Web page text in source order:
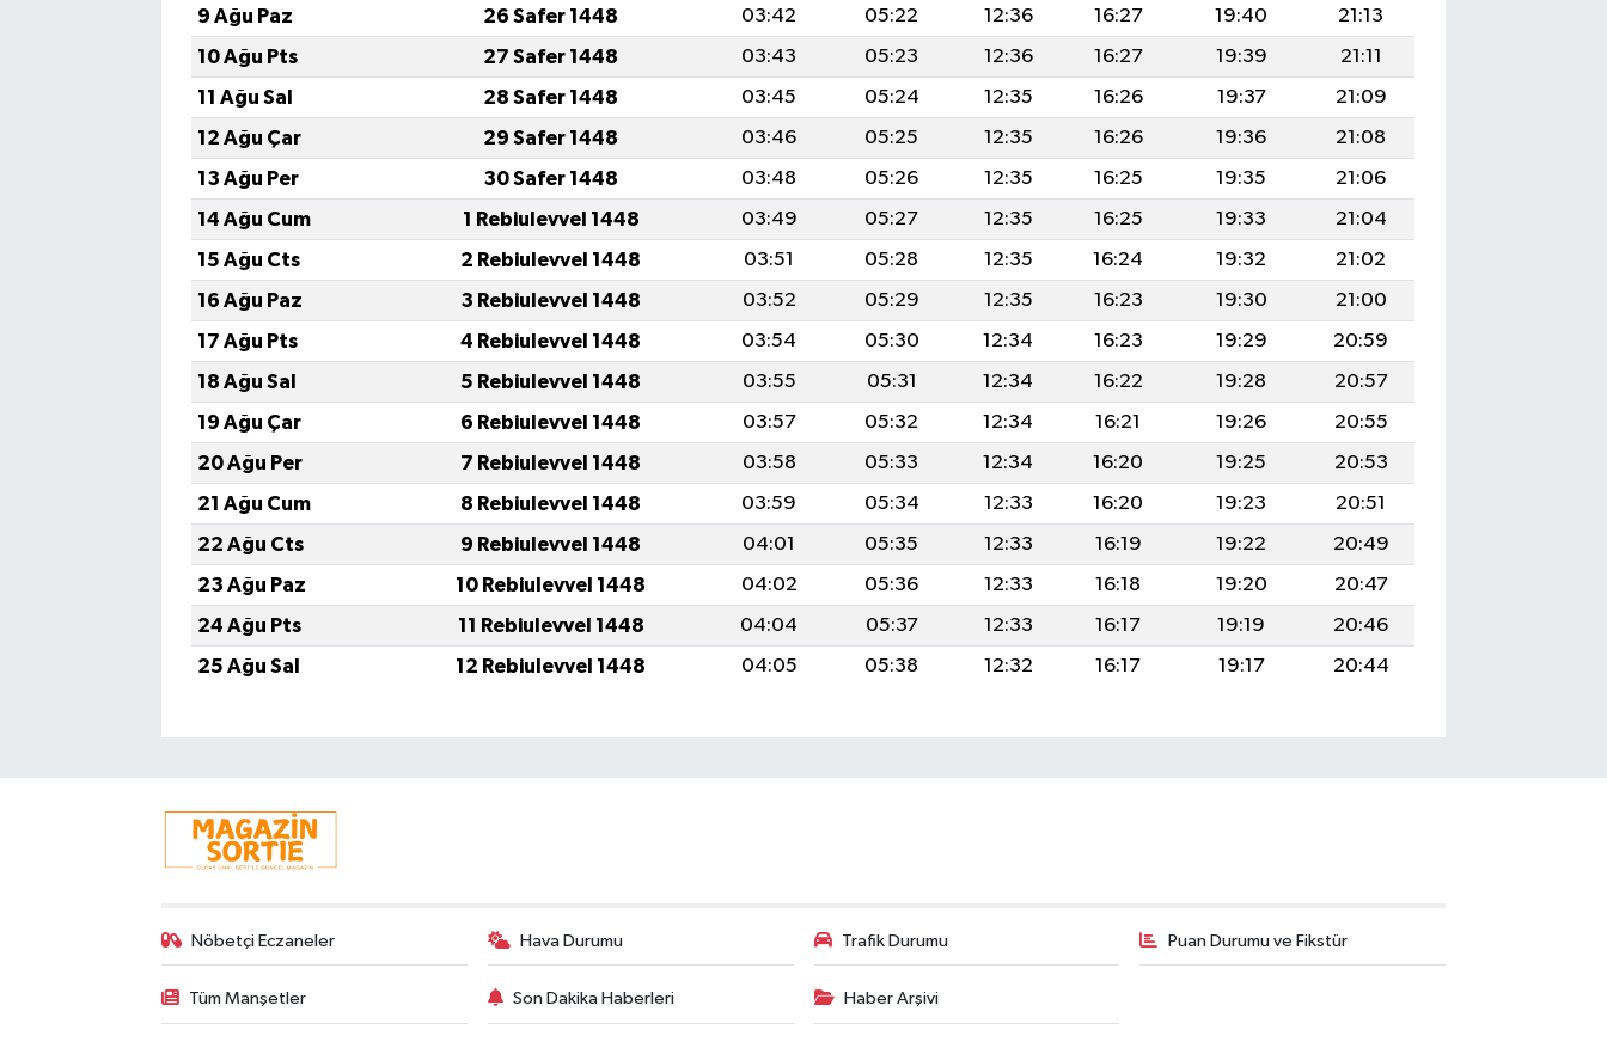
9 Ağu Paz
26 Safer 1448 03:42 05:22 12:36 16:27 19:40
21:13
10 Ağu Pts
27 Safer 1448 03:43 05:23 12:36 16:27 19:39
21:11
11 Ağu Sal
28 Safer 1448 03:45 05:24 12:35 16:26 19:37
21:09
12 Ağu Çar
29 Safer 1448 03:46 05:25 12:35 16:26 19:36
21:08
13 Ağu Per
30 Safer 1448 03:48 05:26 12:35 16:25 19:35
21:06
14 Ağu Cum
1 Rebiulevvel 1448 03:49 05:27 12:35 16:25 19:33
21:04
15 Ağu Cts
2 Rebiulevvel 1448 03:51 05:28 12:35 16:24 19:32
21:02
16 Ağu Paz
3 Rebiulevvel 1448 03:52 05:29 12:35 16:23 19:30
21:00
17 Ağu Pts
4 Rebiulevvel 1448 03:54 05:30 12:34 16:23 19:29
20:59
18 Ağu Sal
5 Rebiulevvel 1448 03:55 05:31 12:34 16:22 19:28
20:57
19 Ağu Çar
6 Rebiulevvel 1448 03:57 05:32 12:34 16:21 19:26
20:55
20 Ağu Per
7 Rebiulevvel 1448 03:58 05:33 12:34 16:20 19:25
20:53
21 Ağu Cum
8 Rebiulevvel 1448 03:59 05:34 12:33 16:20 19:23
20:51
22 Ağu Cts
9 Rebiulevvel 1448 04:01 05:35 12:33 16:19 19:22
20:49
23 Ağu Paz
10 Rebiulevvel 1448 04:02 05:36 12:33 16:18 19:20
20:47
24 Ağu Pts
11 Rebiulevvel 1448 04:04 05:37 12:33 16:17 19:19
20:46
25 Ağu Sal
12 Rebiulevvel 1448 04:05 05:38 12:32 16:17 19:17 20:44
Nöbetçi Eczaneler Hava Durumu Trafik Durumu Puan Durumu ve Fikstür
Tüm Manşetler Son Dakika Haberleri Haber Arşivi